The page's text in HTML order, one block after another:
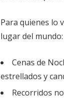
Para quienes lo
lugar del mundo:
Cenas de
estrellados y
Recorridos